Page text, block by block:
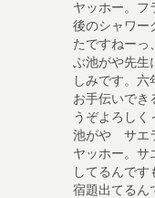
ヤッホー。フ
後のシャワー
たですねーっ
ぶ池がや先生
しみです。
お手伝いでき
うぞよろしく
池がや サエ
ヤッホー。サ
してるんで
宿題出てるん